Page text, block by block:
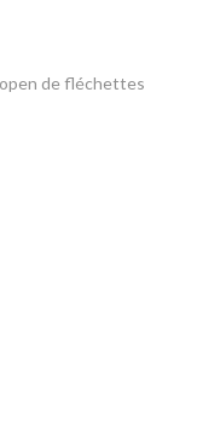
de fléchettes